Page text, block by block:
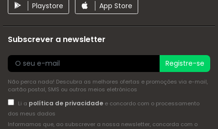
Playstore App Store
Subscrever a newsletter
Registre-se
Não perca nada! Descubra as melhores ofertas e promoções via e-mail,
cartão postal, SMS ou outros meios eletrónicos
Li a política de privacidadee concordo com o processamento
dos meus dados
Informamos que, ao subscrever a nossa newsletter, concorda com o